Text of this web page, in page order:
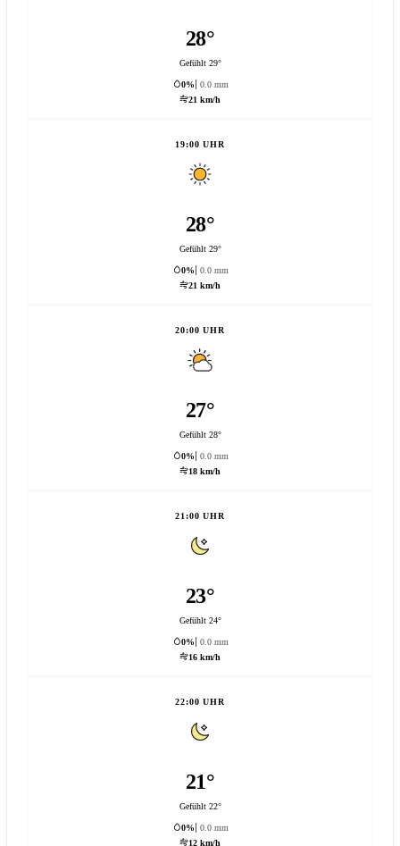
28°
Gefühlt 29°
0%
0.0 mm
21 km/h
19:00 UHR
28°
Gefühlt 29°
0%
0.0 mm
21 km/h
20:00 UHR
27°
Gefühlt 28°
0%
0.0 mm
18 km/h
21:00 UHR
23°
Gefühlt 24°
0%
0.0 mm
16 km/h
22:00 UHR
21°
Gefühlt 22°
0%
0.0 mm
12 km/h